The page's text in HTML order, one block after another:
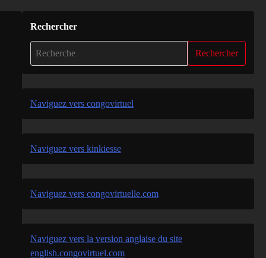
Rechercher
Rechercher
Naviguez vers congovirtuel
Naviguez vers kinkiesse
Naviguez vers congovirtuelle.com
Naviguez vers la version anglaise du site
english.congovirtuel.com